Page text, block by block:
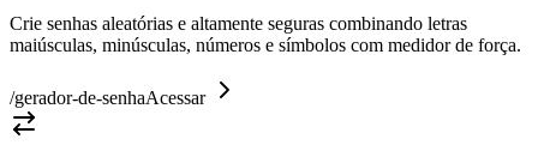
Crie senhas aleatórias e altamente seguras combinando letras
maiúsculas, minúsculas, números e símbolos com medidor de força.
/gerador-de-senhaAcessar